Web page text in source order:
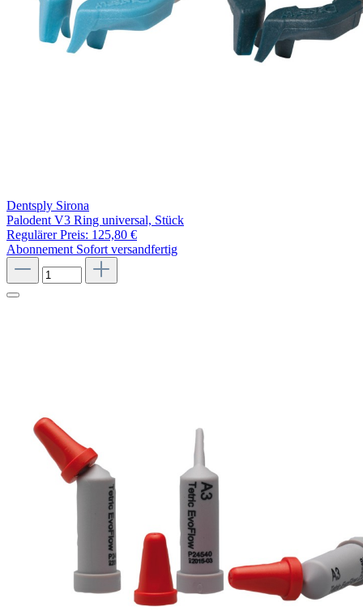
Dentsply Sirona
Palodent V3 Ring universal, Stück
Regulärer Preis: 125,80 €
Abonnement Sofort versandfertig